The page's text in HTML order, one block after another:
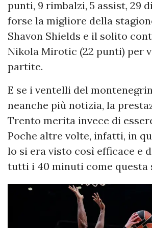
punti, 9 rimbalzi, 5 assist, 29
forse la migliore della
Shavon Shields e il solito
Nikola Mirotic (22 punti) per
partite.
E se i ventelli del
neanche più notizia, la
Trento merita invece di
Poche altre volte, infatti, in
lo si era visto così efficace e
tutti i 40 minuti come questa